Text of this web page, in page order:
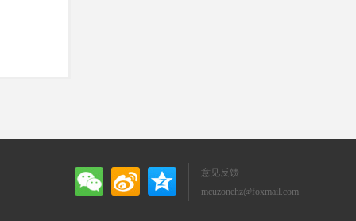
意见反馈
mcuzonehz@foxmail.com